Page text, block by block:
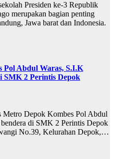
Presiden ke-3 Republik
merupakan bagian penting
Jawa barat dan Indonesia.
Pol Abdul Waras, S.I.K
SMK 2 Perintis Depok
Depok Kombes Pol Abdul
di SMK 2 Perintis Depok
No.39, Kelurahan Depok,…